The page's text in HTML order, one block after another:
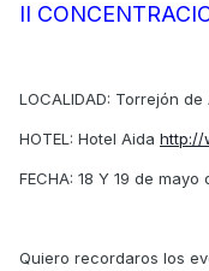
II
LOCALIDAD: Torrejón de
HOTEL: Hotel Aida http://
FECHA: 18 Y 19 de
Quiero recordaros los